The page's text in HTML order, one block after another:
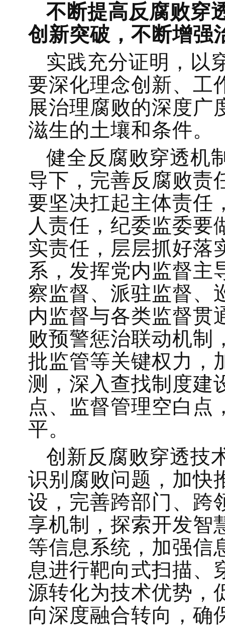
不断提高反腐败穿
创新突破，不断增强
实践充分证明，以
要深化理念创新、工
展治理腐败的深度广
滋生的土壤和条件。
健全反腐败穿透机
导下，完善反腐败责
要坚决扛起主体责任
人责任，纪委监委要
实责任，层层抓好落
系，发挥党内监督主
察监督、派驻监督、
内监督与各类监督贯
败预警惩治联动机制
批监管等关键权力，
测，深入查找制度建
点、监督管理空白点
平。
创新反腐败穿透技
识别腐败问题，加快
设，完善跨部门、跨
享机制，探索开发智
等信息系统，加强信
息进行靶向式扫描、
源转化为技术优势，
向深度融合转向，确